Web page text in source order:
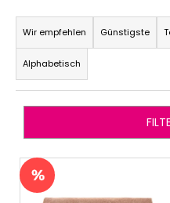
P
o
d
u
s
o
Wir empfehlen Günstigste
Alphabetisch
L
i
W
r
e
m
p
e
h
l
e